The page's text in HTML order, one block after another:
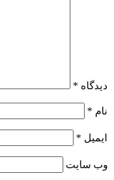
دیدگاه *
نام *
ایمیل *
وب‌ سایت